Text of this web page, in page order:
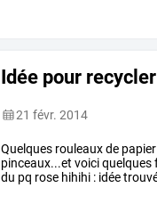
Idée pour
21 févr. 2014
Quelques rouleauxde papier
pinceaux...et voiciquelques
du pq rose hihihi : idée